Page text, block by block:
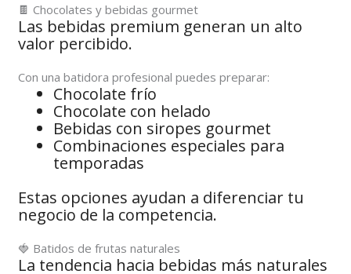
🍫 Chocolates y bebidas gourmet
Las bebidas premium generan un alto
valor percibido.
Con una batidora profesional puedes preparar:
Chocolate frío
Chocolate con helado
Bebidas con siropes gourmet
Combinaciones especiales para
temporadas
Estas opciones ayudan a diferenciar tu
negocio de la competencia.
🍓 Batidos de frutas naturales
La tendencia hacia bebidas más naturales